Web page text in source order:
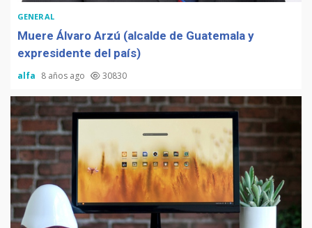
GENERAL
Muere Álvaro Arzú (alcalde de Guatemala y
expresidente del país)
alfa 8 años ago 30830